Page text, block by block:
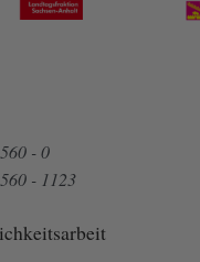
- 0
- 1123